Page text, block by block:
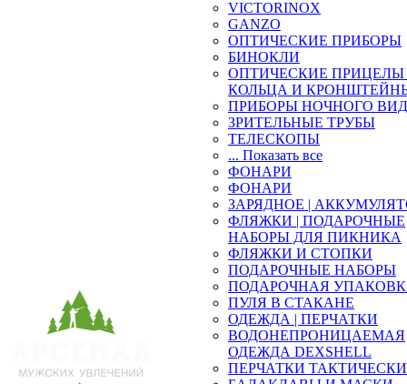
VICTORINOX
GANZO
ОПТИЧЕСКИЕ ПРИБОРЫ
БИНОКЛИ
ОПТИЧЕСКИЕ ПРИЦЕЛЫ
КОЛЬЦА И
ПРИБОРЫ НОЧНОГО
ЗРИТЕЛЬНЫЕ ТРУБЫ
ТЕЛЕСКОПЫ
... Показать все
ФОНАРИ
ФОНАРИ
ЗАРЯДНОЕ |
ФЛЯЖКИ | ПОДАРОЧНЫЕ
НАБОРЫ ДЛЯ ПИКНИКА
ФЛЯЖКИ И СТОПКИ
ПОДАРОЧНЫЕ НАБОРЫ
ПОДАРОЧНАЯ
ПУЛЯ В СТАКАНЕ
ОДЕЖДА | ПЕРЧАТКИ
ВОДОНЕПРОНИЦАЕМАЯ
ОДЕЖДА DEXSHELL
ПЕРЧАТКИ